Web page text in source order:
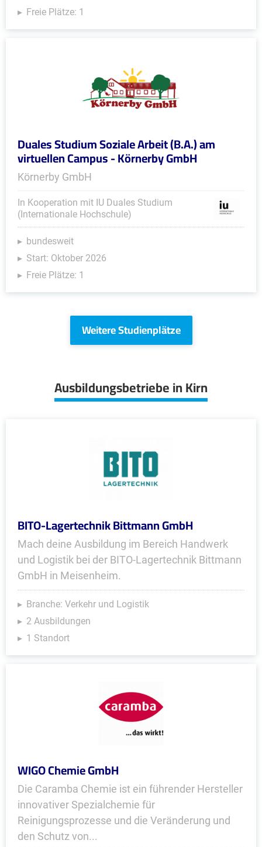
Freie Plätze: 1
Duales Studium Soziale Arbeit (B.A.) am
virtuellen Campus - Körnerby GmbH
Körnerby GmbH
In Kooperation mit IU Duales Studium
(Internationale Hochschule)
bundesweit
Start: Oktober 2026
Freie Plätze: 1
Weitere Studienplätze
Ausbildungsbetriebe in Kirn
BITO-Lagertechnik Bittmann GmbH
Mach deine Ausbildung im Bereich Handwerk
und Logistik bei der BITO-Lagertechnik Bittmann
GmbH in Meisenheim.
Branche: Verkehr und Logistik
2 Ausbildungen
1 Standort
WIGO Chemie GmbH
Die Caramba Chemie ist ein führender Hersteller
innovativer Spezialchemie für
Reinigungsprozesse und die Veränderung und
den Schutz von...